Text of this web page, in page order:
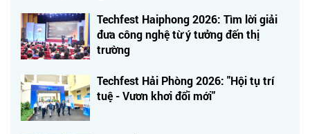
Techfest Haiphong 2026: Tìm lời giải
đưa công nghệ từ ý tưởng đến thị
trường
Techfest Hải Phòng 2026: "Hội tụ trí
tuệ - Vươn khơi đổi mới"